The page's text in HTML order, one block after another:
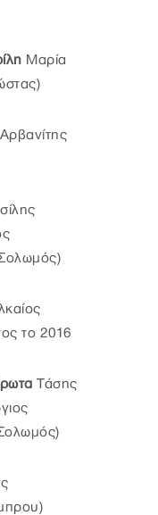
Μαρία
το 2016
Τάσης